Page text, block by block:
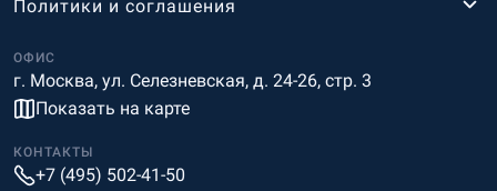
ОФИС
г. Москва, ул. Селезневская, д. 24-26, стр. 3
Показать на карте
Политики и соглашения
КОНТАКТЫ
+7 (495) 502-41-50